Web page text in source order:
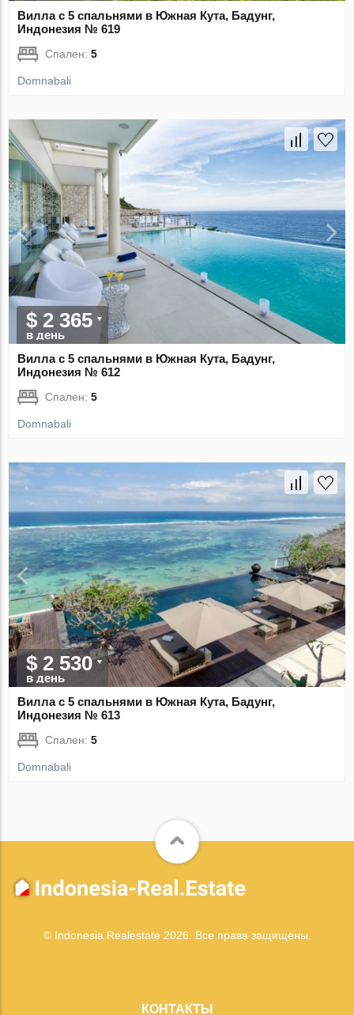
Вилла с 5 спальнями в Южная Кута, Бадунг,
Индонезия № 619
Спален:5
Domnabali
$ 2 365
в день
Вилла с 5 спальнями в Южная Кута, Бадунг,
Индонезия № 612
Спален:5
Domnabali
$ 2 530
в день
Вилла с 5 спальнями в Южная Кута, Бадунг,
Индонезия № 613
Спален:5
Domnabali
© Indonesia Realestate 2026. Все права защищены.
КОНТАКТЫ